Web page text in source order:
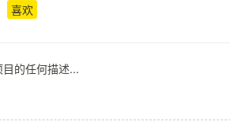
喜欢
的任何描述...